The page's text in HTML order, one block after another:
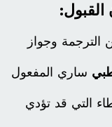
الترجمة وجواز
ساري المفعول
التي قد تؤدي